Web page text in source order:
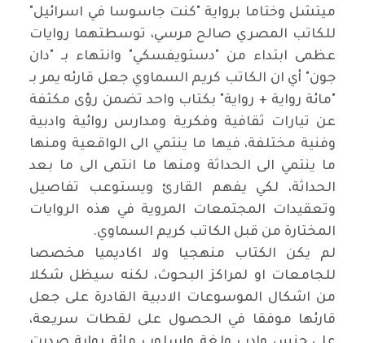
ميتشل وختاما برواية "كنت جاسوسا في اسرائيل"
للكاتب المصري صالح مرسي، توسطتهما روايات
عظمى ابتداء من "دستويفسكي" وانتهاء بـ "دان
جون" أي ان الكاتب كريم السماوي جعل قارئه يمر بـ
"مائة رواية + رواية" بكتاب واحد تضمن رؤى مكثفة
عن تيارات ثقافية وفكرية ومدارس روائية وادبية
وفنية مختلفة، فيها ما ينتمي الى الواقعية ومنها
ما ينتمي الى الحداثة ومنها ما انتمى الى ما بعد
الحداثة، لكي يفهم القارئ ويستوعب تفاصيل
وتعقيدات المجتمعات المروية في هذه الروايات
المختارة من قبل الكاتب كريم السماوي.
لم يكن الكتاب منهجيا ولا اكاديميا مخصصا
للجامعات او لمراكز البحوث، لكنه سيظل شكلا
من اشكال الموسوعات الادبية القادرة على جعل
قارئها موفقا في الحصول على لقطات سريعة،